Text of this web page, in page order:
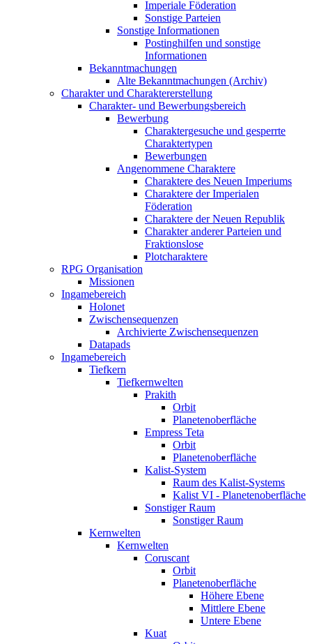
Imperiale Föderation
Sonstige Parteien
Sonstige Informationen
Postinghilfen und sonstige
Informationen
Bekanntmachungen
Alte Bekanntmachungen (Archiv)
Charakter und Charaktererstellung
Charakter- und Bewerbungsbereich
Bewerbung
Charaktergesuche und gesperrte
Charaktertypen
Bewerbungen
Angenommene Charaktere
Charaktere des Neuen Imperiums
Charaktere der Imperialen
Föderation
Charaktere der Neuen Republik
Charakter anderer Parteien und
Fraktionslose
Plotcharaktere
RPG Organisation
Missionen
Ingamebereich
Holonet
Zwischensequenzen
Archivierte Zwischensequenzen
Datapads
Ingamebereich
Tiefkern
Tiefkernwelten
Prakith
Orbit
Planetenoberfläche
Empress Teta
Orbit
Planetenoberfläche
Kalist-System
Raum des Kalist-Systems
Kalist VI - Planetenoberfläche
Sonstiger Raum
Sonstiger Raum
Kernwelten
Kernwelten
Coruscant
Orbit
Planetenoberfläche
Höhere Ebene
Mittlere Ebene
Untere Ebene
Kuat